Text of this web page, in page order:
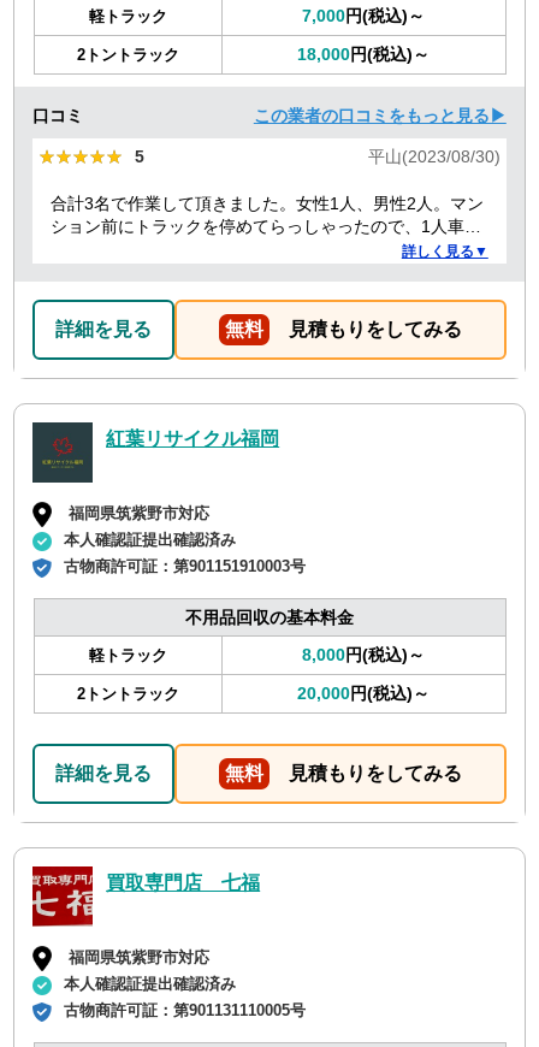
軽トラック 7,000円(税込)～
2トントラック 18,000円(税込)～
口コミ この業者の口コミをもっと見る▶
★★★★★
★★★★★ 5 平山(2023/08/30)
合計3名で作業して頂きました。女性1人、男性2人。マン
ション前にトラックを停めてらっしゃったので、1人車内
で待機する必要があったからか、女性の方は最初と最後
30分かかったかな？っていうぐらい早かったです！ 部屋
もスッキリしたし、助かりました。
詳しく見る▼
詳細を見る 無料 見積もりをしてみる
紅葉リサイクル福岡
福岡県筑紫野市対応
本人確認証提出確認済み
古物商許可証：第901151910003号
不用品回収の基本料金
軽トラック 8,000円(税込)～
2トントラック 20,000円(税込)～
詳細を見る 無料 見積もりをしてみる
買取専門店 七福
福岡県筑紫野市対応
本人確認証提出確認済み
古物商許可証：第901131110005号